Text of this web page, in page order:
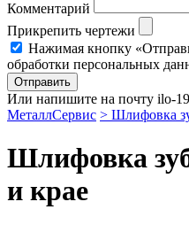
Комментарий
Прикрепить чертежи
Нажимая кнопку
обработки персональных
Отправить
Или напишите на почту ilo-
МеталлСервис > Шлифовка
Шлифовка
и крае